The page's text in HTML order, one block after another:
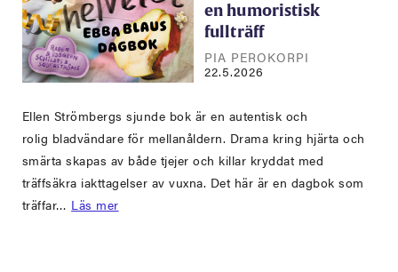
en humoristisk
fullträff
PIA PEROKORPI
22.5.2026
Ellen Strömbergs sjunde bok är en autentisk och
rolig bladvändare för mellanåldern. Drama kring hjärta och
smärta skapas av både tjejer och killar kryddat med
träffsäkra iakttagelser av vuxna. Det här är en dagbok som
träffar… Läs mer